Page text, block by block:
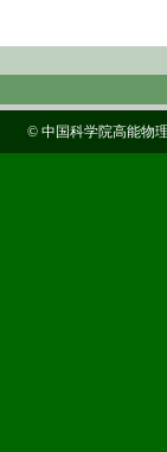
© 中国科学院高能物